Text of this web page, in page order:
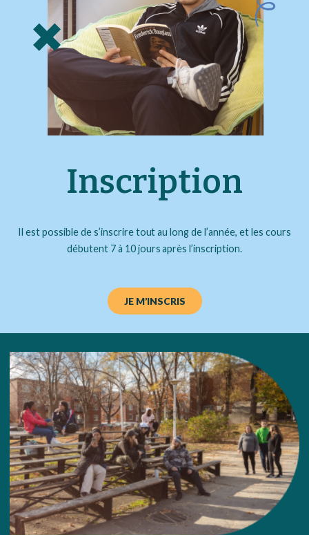
Inscription
Il est possible de s’inscrire tout au long de l’année, et les cours
débutent 7 à 10 jours après l’inscription.
JE M’INSCRIS